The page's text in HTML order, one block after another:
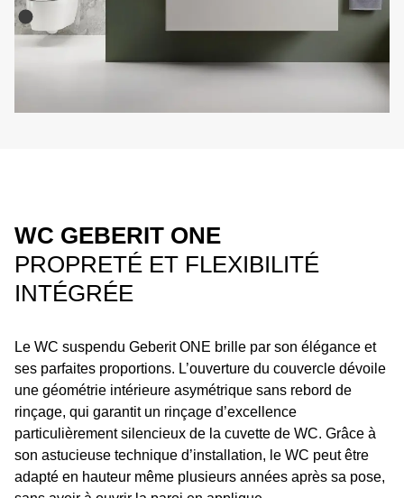
WC GEBERIT ONE
PROPRETÉ ET FLEXIBILITÉ
INTÉGRÉE
Le WC suspendu Geberit ONE brille par son élégance et
ses parfaites proportions. L’ouverture du couvercle dévoile
une géométrie intérieure asymétrique sans rebord de
rinçage, qui garantit un rinçage d’excellence
particulièrement silencieux de la cuvette de WC. Grâce à
son astucieuse technique d’installation, le WC peut être
adapté en hauteur même plusieurs années après sa pose,